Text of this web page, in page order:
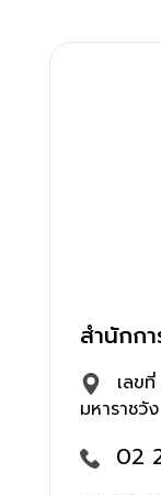
สำนักก
เลข
มหาราชวั
02